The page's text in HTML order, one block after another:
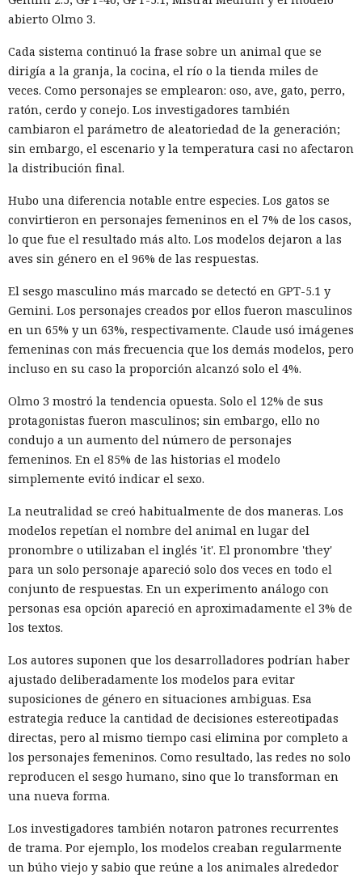
abierto Olmo 3.
Cada sistema continuó la frase sobre un animal que se
dirigía a la granja, la cocina, el río o la tienda miles de
veces. Como personajes se emplearon: oso, ave, gato, perro,
ratón, cerdo y conejo. Los investigadores también
cambiaron el parámetro de aleatoriedad de la generación;
sin embargo, el escenario y la temperatura casi no afectaron
la distribución final.
Hubo una diferencia notable entre especies. Los gatos se
convirtieron en personajes femeninos en el 7% de los casos,
lo que fue el resultado más alto. Los modelos dejaron a las
aves sin género en el 96% de las respuestas.
El sesgo masculino más marcado se detectó en GPT-5.1 y
Gemini. Los personajes creados por ellos fueron masculinos
en un 65% y un 63%, respectivamente. Claude usó imágenes
femeninas con más frecuencia que los demás modelos, pero
incluso en su caso la proporción alcanzó solo el 4%.
Olmo 3 mostró la tendencia opuesta. Solo el 12% de sus
protagonistas fueron masculinos; sin embargo, ello no
condujo a un aumento del número de personajes
femeninos. En el 85% de las historias el modelo
simplemente evitó indicar el sexo.
La neutralidad se creó habitualmente de dos maneras. Los
modelos repetían el nombre del animal en lugar del
pronombre o utilizaban el inglés 'it'. El pronombre 'they'
para un solo personaje apareció solo dos veces en todo el
conjunto de respuestas. En un experimento análogo con
personas esa opción apareció en aproximadamente el 3% de
los textos.
Los autores suponen que los desarrolladores podrían haber
ajustado deliberadamente los modelos para evitar
suposiciones de género en situaciones ambiguas. Esa
estrategia reduce la cantidad de decisiones estereotipadas
directas, pero al mismo tiempo casi elimina por completo a
los personajes femeninos. Como resultado, las redes no solo
reproducen el sesgo humano, sino que lo transforman en
una nueva forma.
Los investigadores también notaron patrones recurrentes
de trama. Por ejemplo, los modelos creaban regularmente
un búho viejo y sabio que reúne a los animales alrededor